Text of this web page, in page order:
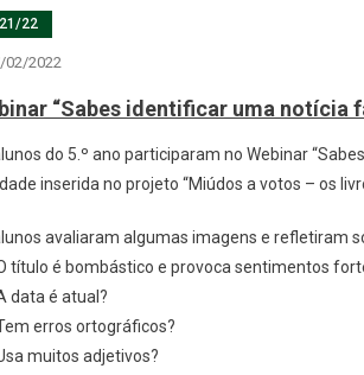
22
02/2022
“Sabes identificar uma notícia
do 5.º ano participaram no Webinar
inserida no projeto “Miúdos a votos – os
avaliaram algumas imagens e refletiram
título é bombástico e provoca sentimentos
data é atual?
erros ortográficos?
muitos adjetivos?